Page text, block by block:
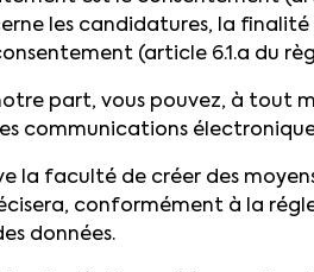
les candidatures, la
(article 6.1.a du
part, vous pouvez, à tout
communications
la faculté de créer des
conformément à la
données.